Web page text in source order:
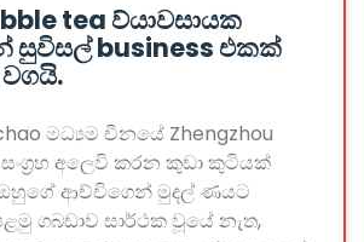
tea ව්යාවසායක
සුවිසල් business එකක්
මධ්‍යම චීනයේ Zhengzhou
අලෙවි කරන කුඩා කුටියක්
ආච්චිගෙන් මුදල් ණයට
ගබඩාව සාර්ථක වූයේ නැත,